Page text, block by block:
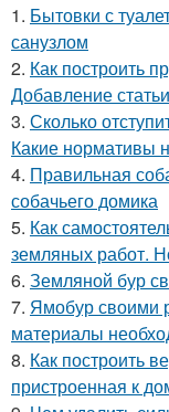
1. Бытовки с
санузлом
2. Как построить
Добавление
3. Сколько
Какие нормативы
4. Правильная
собачьего домика
5. Как
земляных работ.
6. Земляной бур
7. Ямобур своими
материалы
8. Как построить
пристроенная к